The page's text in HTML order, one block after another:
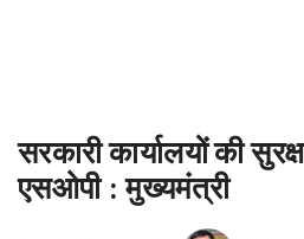
सरकारी कार्यालयों की
एसओपी : मुख्यमंत्री